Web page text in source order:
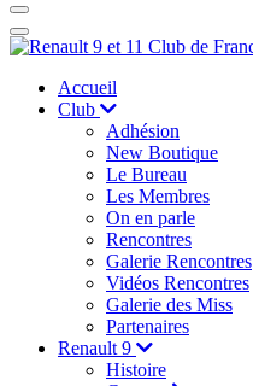
Accueil
Club
Adhésion
New Boutique
Le Bureau
Les Membres
On en parle
Rencontres
Galerie Rencontres
Vidéos Rencontres
Galerie des Miss
Partenaires
Renault 9
Histoire